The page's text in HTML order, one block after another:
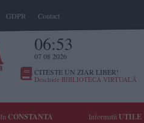
GDPR Contact
06:53
07 08 2026
CITESTE UN ZIAR LIBER!
Deschide BIBLIOTECA VIRTUALĂ
In CONSTANTA Informatii UTILE